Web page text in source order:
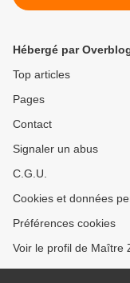
Hébergé par
Top articles
Pages
Contact
Signaler un abus
C.G.U.
Cookies et données
Préférences cookies
Voir le profil de Maître